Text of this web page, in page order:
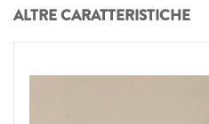
ALTRE CARATTERISTICHE